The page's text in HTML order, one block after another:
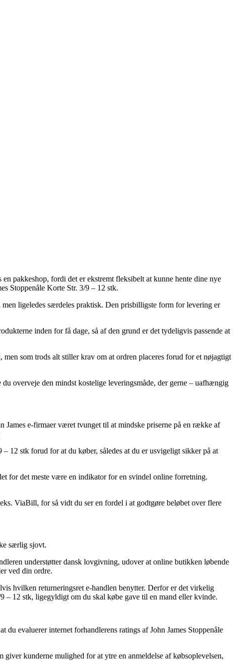
pakkeshop, fordi det er ekstremt fleksibelt at kunne hente dine nye
Stoppenåle Korte Str. 3/9 – 12 stk.
ligeledes særdeles praktisk. Den prisbilligste form for levering er
inden for få dage, så af den grund er det tydeligvis passende at
som trods alt stiller krav om at ordren placeres forud for et nøjagtigt
overveje den mindst kostelige leveringsmåde, der gerne – uafhængig
James e-firmaer været tvunget til at mindske priserne på en række af
12 stk forud for at du køber, således at du er usvigeligt sikker på at
for det meste være en indikator for en svindel online forretning.
ViaBill, for så vidt du ser en fordel i at godtgøre beløbet over flere
særlig sjovt.
understøtter dansk lovgivning, udover at online butikken løbende
ved din ordre.
hvilken returneringsret e-handlen benytter. Derfor er det virkelig
– 12 stk, ligegyldigt om du skal købe gave til en mand eller kvinde.
evaluerer internet forhandlerens ratings af John James Stoppenåle
kunderne mulighed for at ytre en anmeldelse af købsoplevelsen,